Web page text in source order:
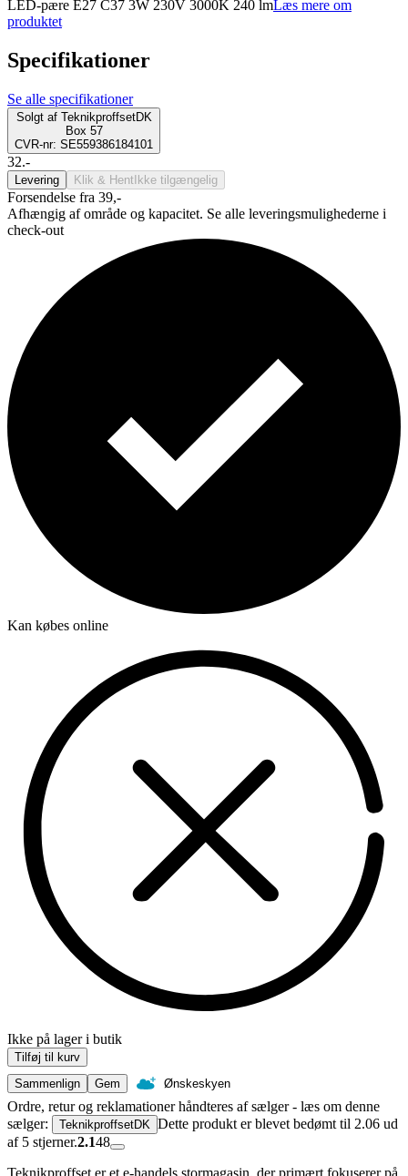
LED-pære E27 C37 3W 230V 3000K 240 lmLæs mere om
produktet
Specifikationer
Se alle specifikationer
Solgt af TeknikproffsetDK
Box 57
CVR-nr: SE559386184101
32.-
Levering Klik & Hent Ikke tilgængelig
Forsendelse fra 39,-
Afhængig af område og kapacitet. Se alle leveringsmulighederne i
check-out
Kan købes online
Ikke på lager i butik
Tilføj til kurv
Sammenlign
Gem Ønskeskyen
Ordre, retur og reklamationer håndteres af sælger - læs om denne
sælger:
TeknikproffsetDK Dette produkt er blevet bedømt til 2.06 ud
af 5 stjerner.2.148